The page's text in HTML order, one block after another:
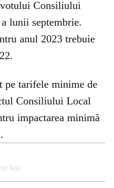
Consiliului
lunii septembrie.
anul 2023 trebuie
pe tarifele minime de
Consiliului Local
impactarea minimă
Iași